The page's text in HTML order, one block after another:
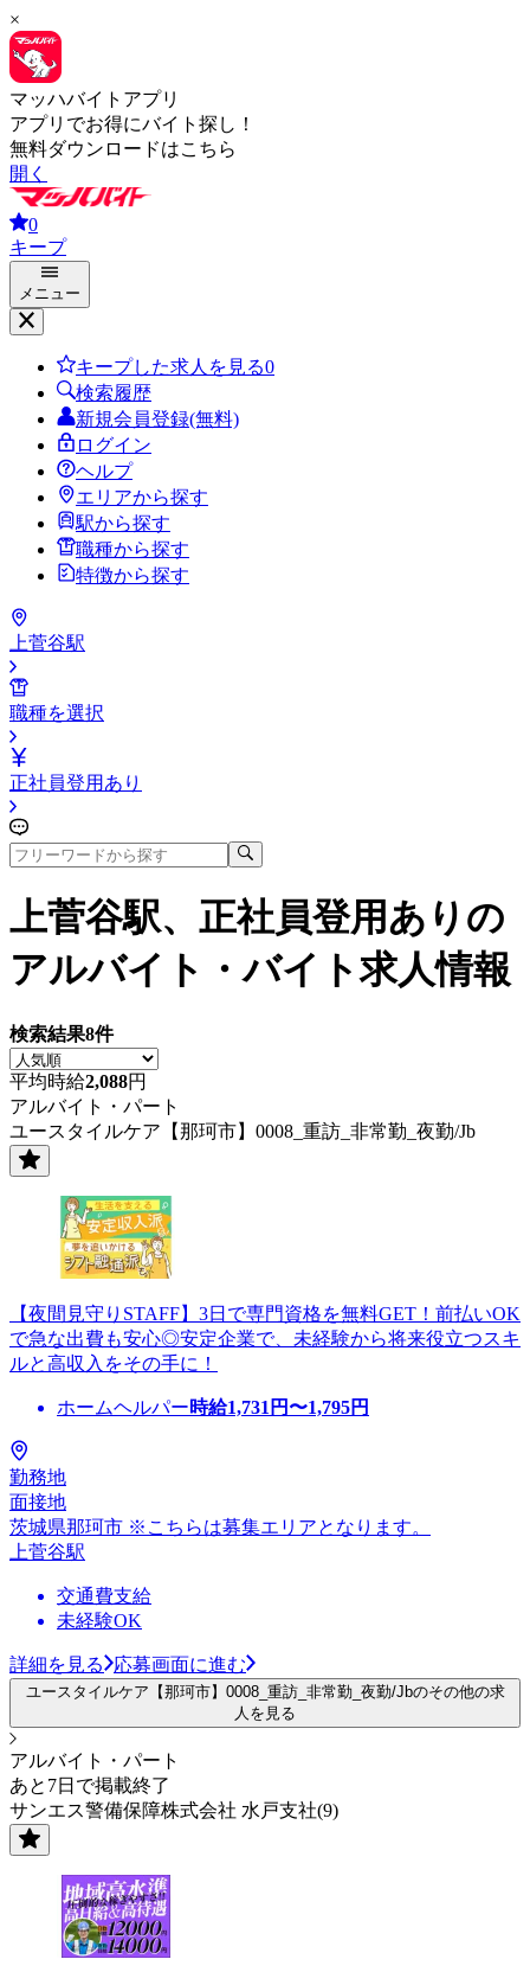
×
マッハバイトアプリ
アプリでお得にバイト探し！
無料ダウンロードはこちら
開く
0
キープ
メニュー
キープした求人を見る0
検索履歴
新規会員登録(無料)
ログイン
ヘルプ
エリアから探す
駅から探す
職種から探す
特徴から探す
上菅谷駅
職種を選択
正社員登用あり
上菅谷駅、正社員登用あり の
アルバイト・バイト求人情報
検索結果8件
平均時給2,088円
アルバイト・パート
ユースタイルケア【那珂市】0008_重訪_非常勤_夜勤/Jb
【夜間見守りSTAFF】3日で専門資格を無料GET！前払いOK
で急な出費も安心◎安定企業で、未経験から将来役立つスキ
ルと高収入をその手に！
ホームヘルパー時給1,731 円〜1,795円
勤務地
面接地
茨城県那珂市 ※こちらは募集エリアとなります。
上菅谷駅
交通費支給
未経験OK
詳細を見る 応募画面に進む
ユースタイルケア【那珂市】0008_重訪_非常勤_夜勤/Jbのその他の求
人を見る
アルバイト・パート
あと7日で掲載終了
サンエス警備保障株式会社 水戸支社(9)